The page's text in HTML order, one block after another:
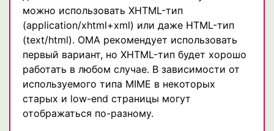
можно использовать XHTML-тип
(application/xhtml+xml) или даже HTML-тип
(text/html). OMA рекомендует использовать
первый вариант, но XHTML-тип будет хорошо
работать в любом случае. В зависимости от
используемого типа MIME в некоторых
старых и low-end страницы могут
отображаться по-разному.